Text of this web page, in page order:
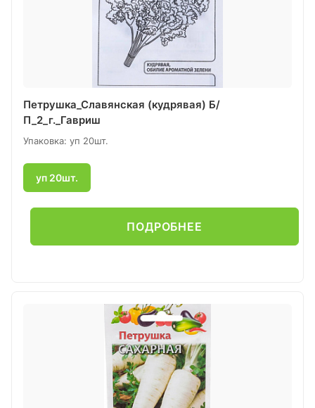
Петрушка_Славянская (кудрявая) Б/
П_2_г._Гавриш
Упаковка: уп 20шт.
уп 20шт.
ПОДРОБНЕЕ